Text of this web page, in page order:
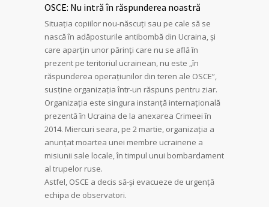
OSCE: Nu intră în răspunderea noastră
Situația copiilor nou-născuți sau pe cale să se
nască în adăposturile antibombă din Ucraina, și
care aparțin unor părinți care nu se află în
prezent pe teritoriul ucrainean, nu este „în
răspunderea operațiunilor din teren ale OSCE”,
susține organizația într-un răspuns pentru ziar.
Organizația este singura instanță internațională
prezentă în Ucraina de la anexarea Crimeei în
2014. Miercuri seara, pe 2 martie, organizația a
anunțat moartea unei membre ucrainene a
misiunii sale locale, în timpul unui bombardament
al trupelor ruse.
Astfel, OSCE a decis să-și evacueze de urgenţă
echipa de observatori.